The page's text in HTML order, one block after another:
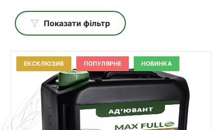
Показати фільтр
ЕКСКЛЮЗИВ ПОПУЛЯРНЕ НОВИНКА